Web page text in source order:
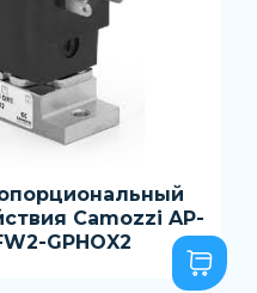
Camozzi AP-
GPHOX2